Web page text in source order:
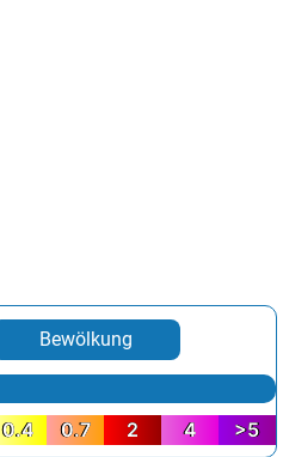
Bewölkung
0.4 0.7 2 4 >5